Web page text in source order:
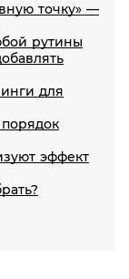
точку» —
рутины
для
порядок
эффект